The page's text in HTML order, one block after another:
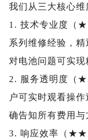
我们从三大核心维
1. 技术专业度（
系列维修经验，
对电池问题可实现
2. 服务透明度（
户可实时观看操
确告知所有费用与
3. 响应效率（